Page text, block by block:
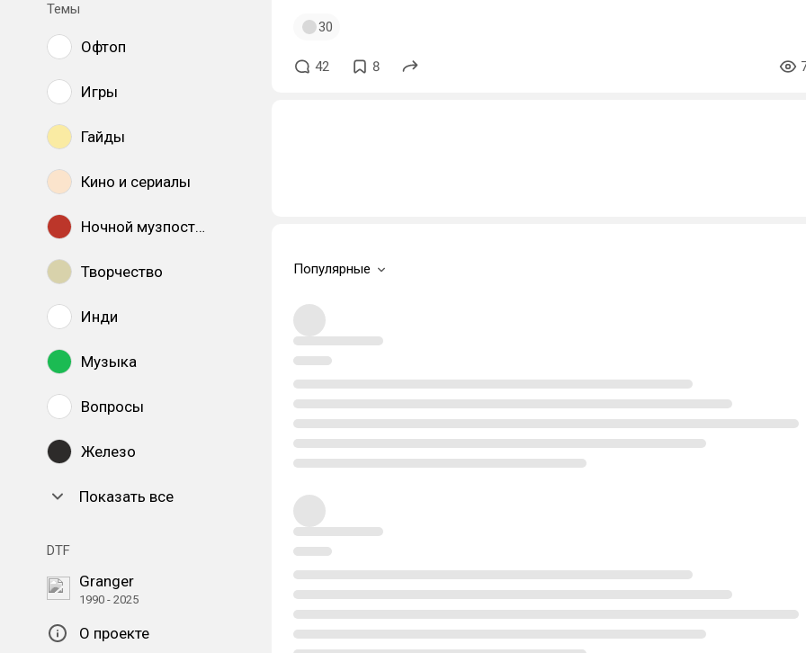
Темы
Офтоп
Игры
Гайды
Кино и сериалы
Ночной музпостинг
Творчество
Инди
Музыка
Вопросы
Железо
Показать все
DTF
Granger
1990 - 2025
О проекте
30
42 8
Популярные